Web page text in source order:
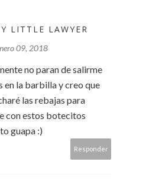
LITTLE LAWYER
09, 2018
no paran de salirme
en la barbilla y creo que
las rebajas para
con estos botecitos
guapa :)
Responder